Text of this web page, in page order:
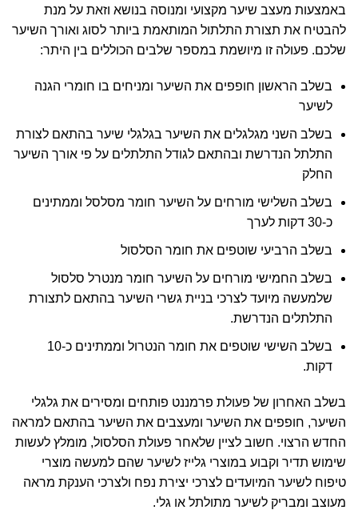
באמצעות מעצב שיער מקצועי ומנוסה בנושא וזאת על מנת
להבטיח את תצורת התלתול המותאמת ביותר לסוג ואורך השיער
שלכם. פעולה זו מיושמת במספר שלבים הכוללים בין היתר:
בשלב הראשון חופפים את השיער ומניחים בו חומרי הגנה
לשיער
בשלב השני מגלגלים את השיער בגלגלי שיער בהתאם לצורת
התלתל הנדרשת ובהתאם לגודל התלתלים על פי אורך השיער
החלק
בשלב השלישי מורחים על השיער חומר מסלסל וממתינים
כ-30 דקות לערך
בשלב הרביעי שוטפים את חומר הסלסול
בשלב החמישי מורחים על השיער חומר מנטרל סלסול
שלמעשה מיועד לצרכי בניית גשרי השיער בהתאם לתצורת
התלתלים הנדרשת.
בשלב השישי שוטפים את חומר הנטרול וממתינים כ-10
דקות.
בשלב האחרון של פעולת פרמננט פותחים ומסירים את גלגלי
השיער, חופפים את השיער ומעצבים את השיער בהתאם למראה
החדש הרצוי. חשוב לציין שלאחר פעולת הסלסול, מומלץ לעשות
שימוש תדיר וקבוע במוצרי גלייז לשיער שהם למעשה מוצרי
טיפוח לשיער המיועדים לצרכי יצירת נפח ולצרכי הענקת מראה
מעוצב ומבריק לשיער מתולתל או גלי.